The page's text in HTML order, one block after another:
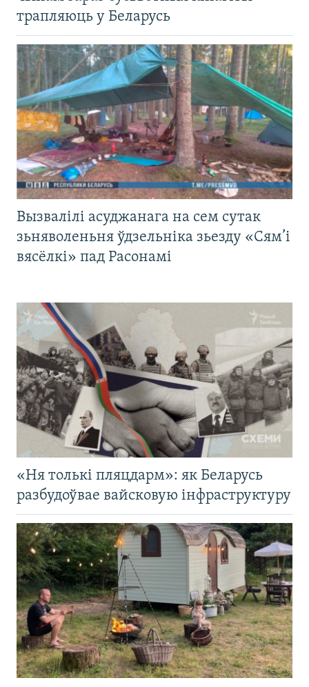
трапляюць у Беларусь
Вызвалілі асуджанага на сем сутак
зьняволеньня ўдзельніка зьезду «Сям’і
вясёлкі» пад Расонамі
«Ня толькі пляцдарм»: як Беларусь
разбудоўвае вайсковую інфраструктуру